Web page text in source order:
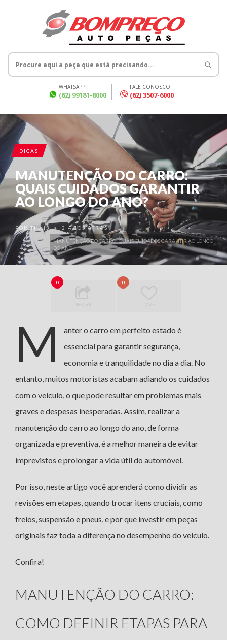
WHATSAPP
(62) 99181-8000
FALE CONOSCO
(62) 3507-6000
MANUTENÇÃO DO CARRO: QUAIS CUIDADOS GARANTIR AO LONGO
DO ANO
DICAS
MANUTENÇÃO DO CARRO:
QUAIS CUIDADOS GARANTIR
AO LONGO DO ANO?
PORTHAIS • 2 ANOS ATRÁS
0
SHARE
0
M
anter o carro em perfeito estado é
essencial para garantir segurança,
economia e tranquilidade no dia a dia. No
entanto, muitos motoristas acabam adiando os cuidados
com o veículo, o que pode resultar em problemas mais
graves e despesas inesperadas. Assim, realizar a
manutenção do carro ao longo do ano, de forma
organizada e preventiva, é a melhor maneira de evitar
imprevistos e prolongar a vida útil do automóvel.
Por isso, neste artigo você aprenderá como dividir as
revisões em etapas, quando trocar itens cruciais, como
freios, suspensão e pneus, e por que investir em peças
originais faz toda a diferença no desempenho do veículo.
Confira!
MANUTENÇÃO DO CARRO:
COMO DEFINIR ETAPAS PARA